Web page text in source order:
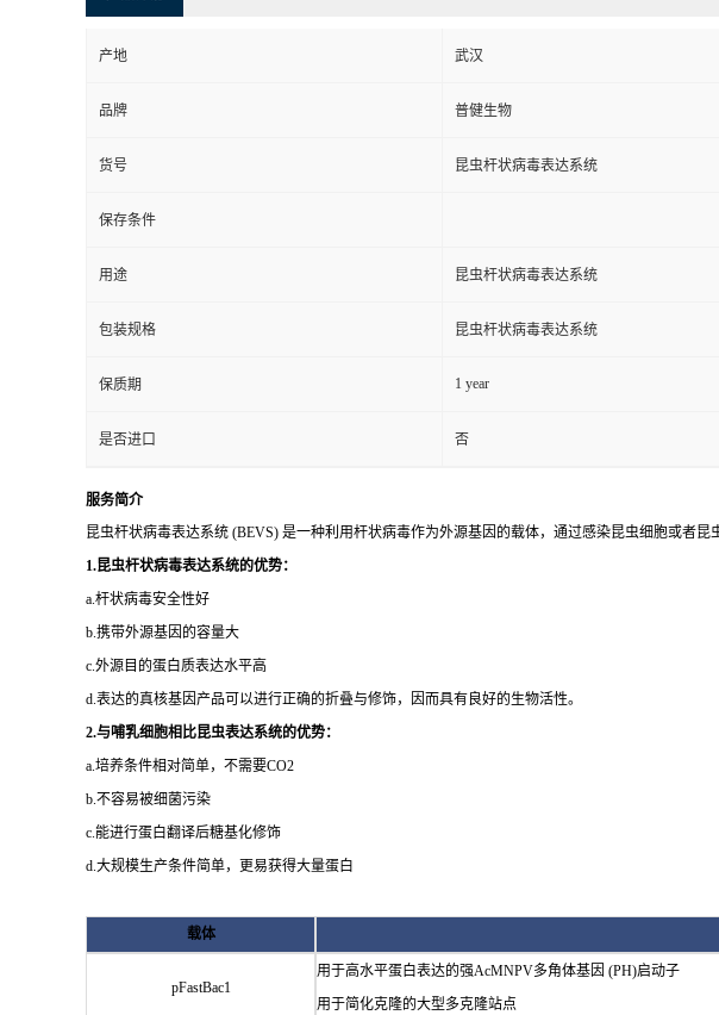
产地 武汉
品牌 普健生物
货号 昆虫杆状病毒表达系统
保存条件
用途 昆虫杆状病毒表达系统
包装规格 昆虫杆状病毒表达系统
保质期 1 year
是否进口 否
服务简介
昆虫杆状病毒表达系统 (BEVS) 是一种利用杆状病毒作为外源基因的载体，通过感染昆虫细胞或者
1.昆虫杆状病毒表达系统的优势：
a.杆状病毒安全性好
b.携带外源基因的容量大
c.外源目的蛋白质表达水平高
d.表达的真核基因产品可以进行正确的折叠与修饰，因而具有良好的生物活性。
2.与哺乳细胞相比昆虫表达系统的优势：
a.培养条件相对简单，不需要CO2
b.不容易被细菌污染
c.能进行蛋白翻译后糖基化修饰
d.大规模生产条件简单，更易获得大量蛋白
载体
pFastBac1
用于高水平蛋白表达的强AcMNPV多角体基因 (PH)启动子
用于简化克隆的大型多克隆站点